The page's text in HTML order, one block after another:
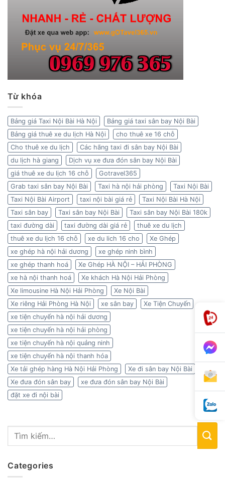
Từ khóa
Bảng giá Taxi Nội Bài Hà Nội
Bảng giá taxi sân bay Nội Bài
Bảng giá thuê xe du lịch Hà Nội
cho thuê xe 16 chỗ
Cho thuê xe du lịch
Các hãng taxi đi sân bay Nội Bài
du lịch hà giang
Dịch vụ xe đưa đón sân bay Nội Bài
giá thuê xe du lịch 16 chỗ
Gotravel365
Grab taxi sân bay Nội Bài
Taxi hà nội hải phòng
Taxi Nội Bài
Taxi Nội Bài Airport
taxi nội bài giá rẻ
Taxi Nội Bài Hà Nội
Taxi sân bay
Taxi sân bay Nội Bài
Taxi sân bay Nội Bài 180k
taxi đường dài
taxi đường dài giá rẻ
thuê xe du lịch
thuê xe du lịch 16 chỗ
xe du lich 16 cho
Xe Ghép
xe ghép hà nội hải dương
xe ghép ninh bình
xe ghép thanh hoá
Xe Ghép HÀ NỘI – HẢI PHÒNG
xe hà nội thanh hoá
Xe khách Hà Nội Hải Phòng
Xe limousine Hà Nội Hải Phòng
Xe Nội Bài
Xe riêng Hải Phòng Hà Nội
xe sân bay
Xe Tiện Chuyến
xe tiện chuyến hà nội hải dương
xe tiện chuyến hà nội hải phòng
xe tiện chuyến hà nội quảng ninh
xe tiện chuyến hà nội thanh hóa
Xe tải ghép hàng Hà Nội Hải Phòng
Xe đi sân bay Nội Bài
Xe đưa đón sân bay
xe đưa đón sân bay Nội Bài
đặt xe đi nội bài
Categories